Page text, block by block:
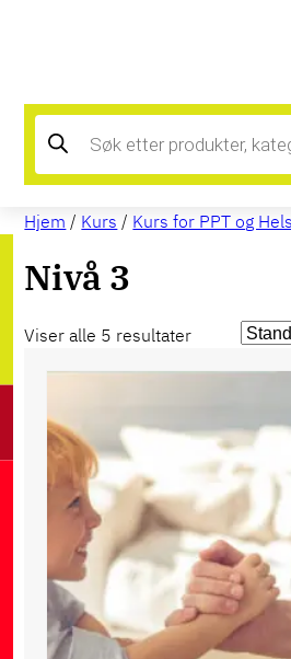
Products
search
Hjem / Kurs / Kurs for PPT og
Nivå 3
Viser alle 5 resultater